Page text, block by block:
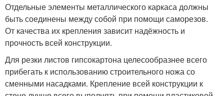
Отдельные элементы металлического каркаса должны
быть соединены между собой при помощи саморезов.
От качества их крепления зависит надёжность и
прочность всей конструкции.
Для резки листов гипсокартона целесообразнее всего
прибегать к использованию строительного ножа со
сменными насадками. Крепление всей конструкции к